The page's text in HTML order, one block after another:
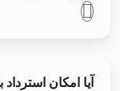
آیا امکان